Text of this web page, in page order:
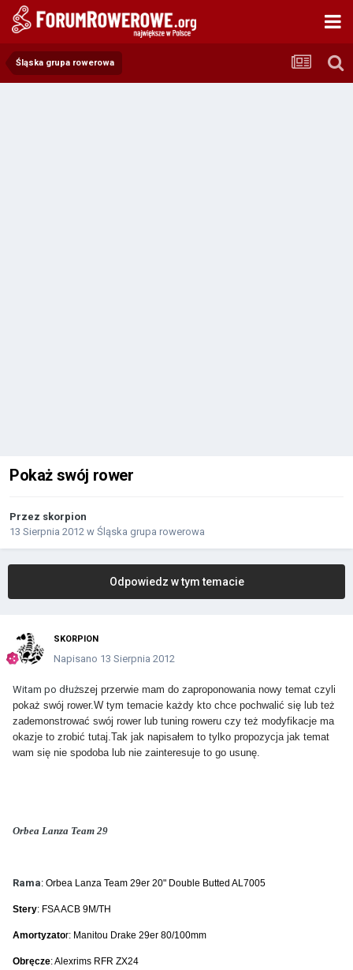
Śląska grupa rowerowa
Pokaż swój rower
Przez skorpion
13 Sierpnia 2012 w Śląska grupa rowerowa
Odpowiedz w tym temacie
SKORPION
Napisano 13 Sierpnia 2012
Witam po dłuższej przerwie mam do zaproponowania nowy temat czyli
pokaż swój rower.W tym temacie każdy kto chce pochwalić się lub też
zademonstrować swój rower lub tuning roweru czy też modyfikacje ma
okazje to zrobić tutaj.Tak jak napisałem to tylko propozycja jak temat
wam się nie spodoba lub nie zainteresuje to go usunę.
Orbea Lanza Team 29
Rama: Orbea Lanza Team 29er 20" Double Butted AL7005
Stery: FSA ACB 9M/TH
Amortyzator: Manitou Drake 29er 80/100mm
Obręcze: Alexrims RFR ZX24